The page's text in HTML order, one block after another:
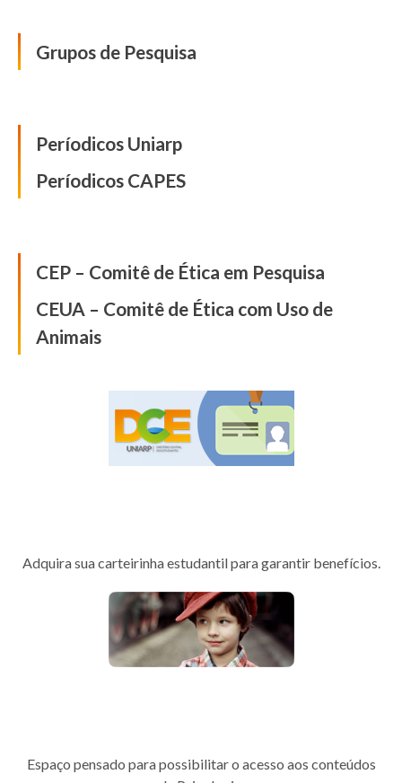
Grupos de Pesquisa
Períodicos Uniarp
Períodicos CAPES
CEP – Comitê de Ética em Pesquisa
CEUA – Comitê de Ética com Uso de
Animais
Espaço pensado para possibilitar o acesso aos conteúdos
Adquira sua carteirinha estudantil para garantir benefícios.